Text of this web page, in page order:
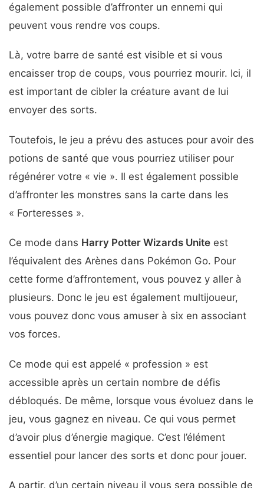
également possible d’affronter un ennemi qui
peuvent vous rendre vos coups.
Là, votre barre de santé est visible et si vous
encaisser trop de coups, vous pourriez mourir. Ici, il
est important de cibler la créature avant de lui
envoyer des sorts.
Toutefois, le jeu a prévu des astuces pour avoir des
potions de santé que vous pourriez utiliser pour
régénérer votre « vie ». Il est également possible
d’affronter les monstres sans la carte dans les
« Forteresses ».
Ce mode dans Harry Potter Wizards Unite est
l’équivalent des Arènes dans Pokémon Go. Pour
cette forme d’affrontement, vous pouvez y aller à
plusieurs. Donc le jeu est également multijoueur,
vous pouvez donc vous amuser à six en associant
vos forces.
Ce mode qui est appelé « profession » est
accessible après un certain nombre de défis
débloqués. De même, lorsque vous évoluez dans le
jeu, vous gagnez en niveau. Ce qui vous permet
d’avoir plus d’énergie magique. C’est l’élément
essentiel pour lancer des sorts et donc pour jouer.
A partir, d’un certain niveau il vous sera possible de